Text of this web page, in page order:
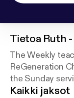
Tietoa Ruth
The Weekly
ReGeneration
the Sunday
Street, at 9am
Kaikki jaksot